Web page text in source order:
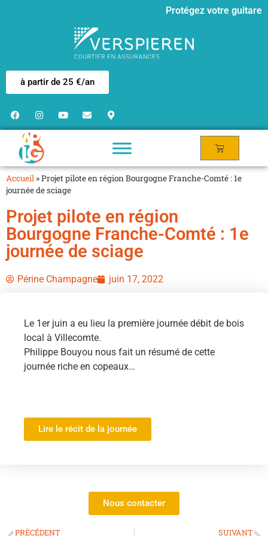
Protégez votre guitare
à partir de 25 €/an
Accueil »Projet pilote en région Bourgogne Franche-Comté : 1e
journée de sciage
Projet pilote en région
Bourgogne Franche-Comté : 1e
journée de sciage
Périne Champagne juin 17, 2022
Le 1er juin a eu lieu la première journée débit de bois
local à Villecomte.
Philippe Bouyou nous fait un résumé de cette
journée riche en copeaux…
Lire le récit de la journée
Nous contacter
PRÉCÉDENT SUIVANT